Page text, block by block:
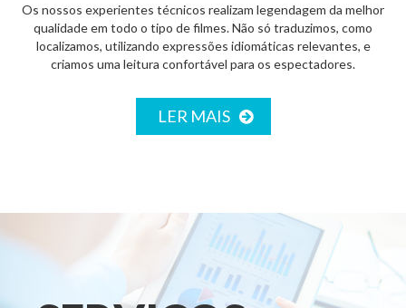
Os nossos experientes técnicos realizam legendagem da melhor
qualidade em todo o tipo de filmes. Não só traduzimos, como
localizamos, utilizando expressões idiomáticas relevantes, e
criamos uma leitura confortável para os espectadores.
LER MAIS